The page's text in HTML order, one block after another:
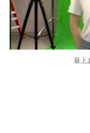
最上